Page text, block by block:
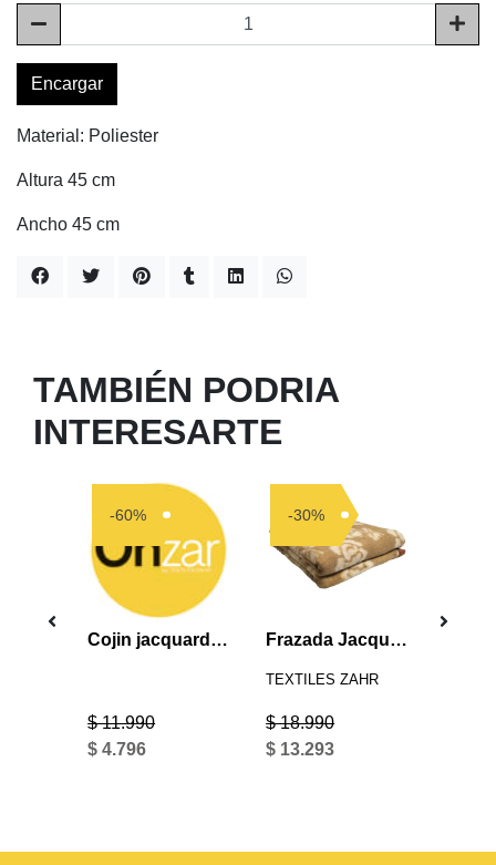
Encargar
Material: Poliester
Altura 45 cm
Ancho 45 cm
TAMBIÉN PODRIA
INTERESARTE
-60%
Cojin jacquard Morisco verde
$ 11.990
$ 4.796
-30%
Frazada Jacquard Punto Beige 1.5 Plazas
TEXTILES ZAHR
$ 18.990
$ 13.293